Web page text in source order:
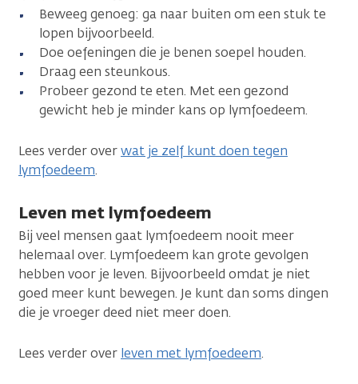
Beweeg genoeg: ga naar buiten om een stuk te
lopen bijvoorbeeld.
Doe oefeningen die je benen soepel houden.
Draag een steunkous.
Probeer gezond te eten. Met een gezond
gewicht heb je minder kans op lymfoedeem.
Lees verder overwat je zelf kunt doen tegen
lymfoedeem.
Leven met lymfoedeem
Bij veel mensen gaat lymfoedeem nooit meer
helemaal over. Lymfoedeem kan grote gevolgen
hebben voor je leven. Bijvoorbeeld omdat je niet
goed meer kunt bewegen. Je kunt dan soms dingen
die je vroeger deed niet meer doen.
Lees verder over leven met lymfoedeem.